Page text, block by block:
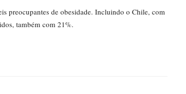
preocupantes de obesidade. Incluindo o Chile, com
também com 21%.